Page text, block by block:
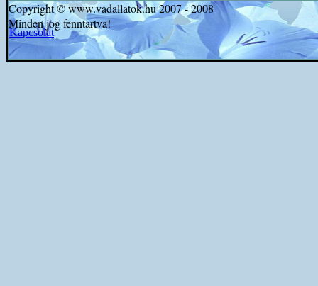
Copyright © www.vadallatok.hu 2007 - 2008
Minden jog fenntartva!
Kapcsolat